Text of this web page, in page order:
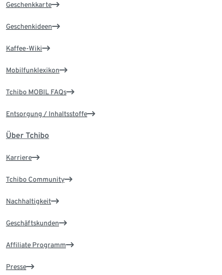
Geschenkkarte
Geschenkideen
Kaffee-Wiki
Mobilfunklexikon
Tchibo MOBIL FAQs
Entsorgung / Inhaltsstoffe
Über Tchibo
Karriere
Tchibo Community
Nachhaltigkeit
Geschäftskunden
Affiliate Programm
Presse